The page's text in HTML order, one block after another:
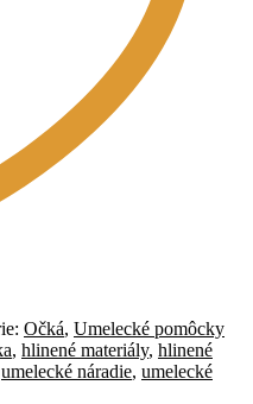
Očká, Umelecké pomôcky
, hlinené materiály, hlinené
umelecké náradie, umelecké